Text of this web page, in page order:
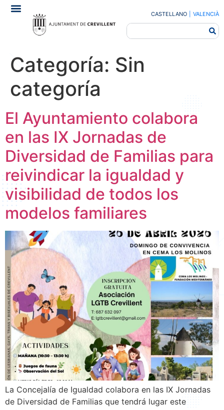
CASTELLANO VALENCIÀ
Categoría: Sin
categoría
El Ayuntamiento colabora
en las IX Jornadas de
Diversidad de Familias para
reivindicar la igualdad y
visibilidad de todos los
modelos familiares
La Concejalía de Igualdad colabora en las IX Jornadas
de Diversidad de Familias que tendrá lugar este